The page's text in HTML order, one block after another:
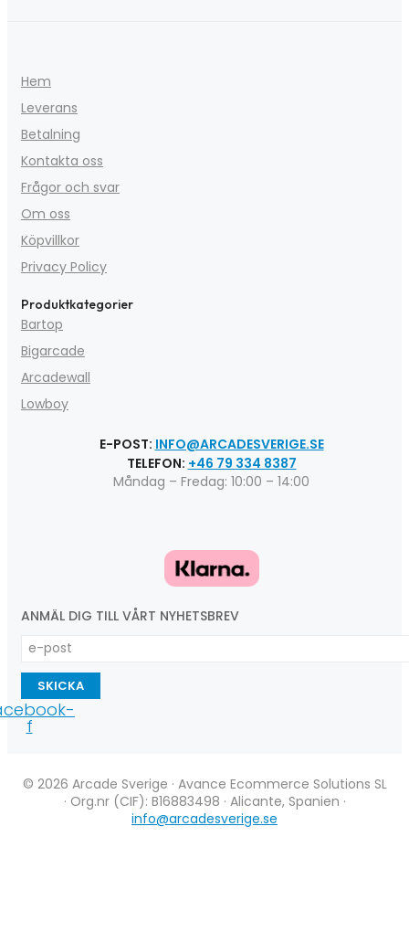
Hem
Leverans
Betalning
Kontakta oss
Frågor och svar
Om oss
Köpvillkor
Privacy Policy
Produktkategorier
Bartop
Bigarcade
Arcadewall
Lowboy
E-POST: INFO@ARCADESVERIGE.SE
TELEFON: +46 79 334 8387
Måndag – Fredag: 10:00 – 14:00
ANMÄL DIG TILL VÅRT NYHETSBREV
SKICKA
f
© 2026 Arcade Sverige · Avance Ecommerce Solutions SL
· Org.nr (CIF): B16883498 · Alicante, Spanien ·
info@arcadesverige.se